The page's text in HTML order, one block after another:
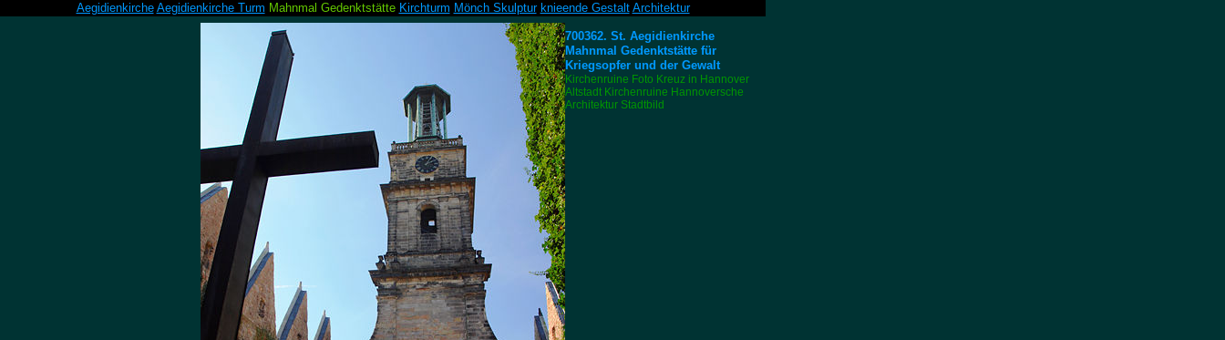
700362. St. Aegidienkirche
Mahnmal Gedenktstätte für
Kriegsopfer und der Gewalt
Kirchenruine Foto Kreuz in Hannover
Altstadt Kirchenruine Hannoversche
Architektur Stadtbild
Aegidienkirche Aegidienkirche Turm Mahnmal Gedenktstätte Kirchturm Mönch Skulptur knieende Gestalt Architektur